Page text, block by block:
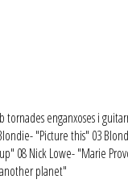
enganxoses i
"Picture this" 03
Nick Lowe- "Marie
planet"